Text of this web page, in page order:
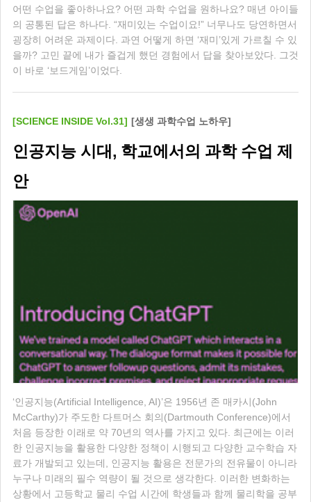
어떤 수업을 좋아하나요? 어떤 과학 수업을 원하나요? 매년 아이들
의 공통된 답은 하나다. “재미있는 수업이요!” 너무나도 당연하면서
굉장히 어려운 과제이다. 과연 어떻게 하면 ‘재미’있게 가르칠 수 있
을까? 고민 끝에 내가 즐겁게 했던 경험에서 답을 찾아보았다. 그것
이 바로 ‘보드게임’이었다.
[SCIENCE INSIDE Vol.31] [생생 과학수업 노하우]
인공지능 시대, 학교에서의 과학 수업 제
안
‘인공지능(Artificial Intelligence, AI)’은 1956년 존 매카시(John
McCarthy)가 주도한 다트머스 회의(Dartmouth Conference)에서
처음 등장한 이래로 약 70년의 역사를 가지고 있다. 최근에는 이러
한 인공지능을 활용한 다양한 정책이 시행되고 다양한 교수학습 자
료가 개발되고 있는데, 인공지능 활용은 전문가의 전유물이 아니라
누구나 미래의 필수 역량이 될 것으로 생각한다. 이러한 변화하는
상황에서 고등학교 물리 수업 시간에 학생들과 함께 물리학을 공부